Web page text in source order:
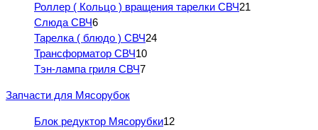
Роллер ( Кольцо ) вращения тарелки СВЧ21
Слюда СВЧ6
Тарелка ( блюдо ) СВЧ24
Трансформатор СВЧ10
Тэн-лампа гриля СВЧ7
Запчасти для Мясорубок
Блок редуктор Мясорубки12